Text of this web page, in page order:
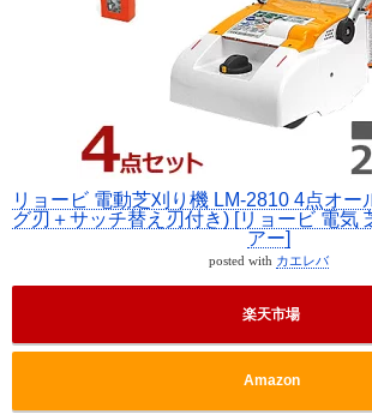
リョービ 電動芝刈り機 LM-2810 4点オー
グ刃＋サッチ替え刃付き) [リョービ 電気
アー]
posted with カエレバ
楽天市場
Amazon